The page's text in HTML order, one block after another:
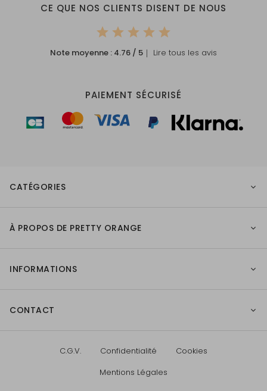
CE QUE NOS CLIENTS DISENT DE NOUS
Note moyenne : 4.76 / 5 ｜ Lire tous les avis
PAIEMENT SÉCURISÉ
CATÉGORIES
À PROPOS DE PRETTY ORANGE
INFORMATIONS
CONTACT
C.G.V. Confidentialité
Cookies
Mentions Légales